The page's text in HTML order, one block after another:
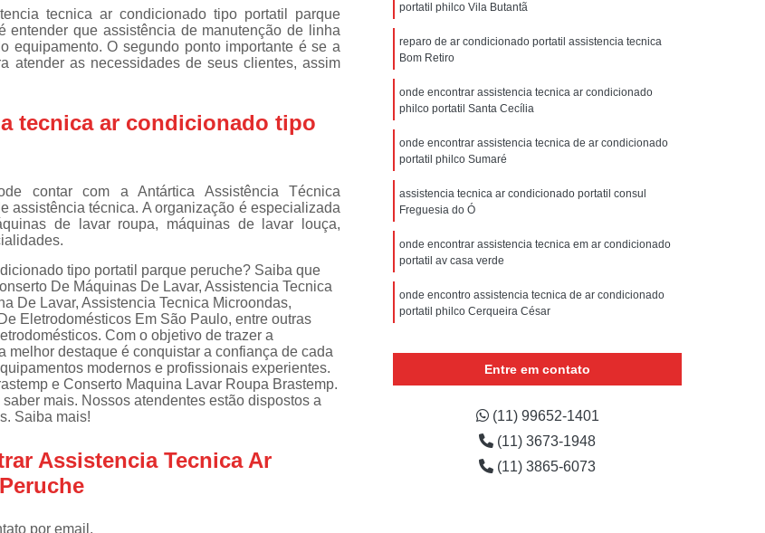
Assistencia Tecnica Resfriar Geladeira
Electrolux Assistencia Tecnica Geladeira
Electrolux Geladeira Assistencia Tecnica
Geladeira Assistencia Tecnica
Geladeira Electrolux Assistencia Tecnica
Assistencia Tecnica Electrolux Refrigerador
Assistencia Tecnica Refrigerador
Assistencia Tecnica Refrigerador com Defeito
Assistencia Tecnica Refrigerador com Problema
Assistencia Tecnica Refrigerador Electrolux
Assistencia Tecnica Refrigerador Não Liga
Refrigerador Assistencia Tecnica
Refrigerador Electrolux Assistencia Tecnica
Assistencia Tecnica Maquina Secadora
Assistencia Tecnica Maquina Secadora de Roupa
Assistencia Tecnica para Secadora
Assistencia Tecnica Samsung Lavadora e Secadora
Assistencia Tecnica Samsung Secadora
Assistencia Tecnica Secadora
Assistencia Tecnica Secadora a Gas
Assistencia Tecnica Secadora Enxuta
Assistencia Tecnica Secadora Samsung
Assistencia Tecnica de Fogão
Assistencia Tecnica de Fogão Brastemp
Assistencia Tecnica Fogão
tecnica ar condicionado tipo portatil parque
entender que assistência de manutenção de linha
equipamento. O segundo ponto importante é se a
atender as necessidades de seus clientes, assim
tecnica ar condicionado tipo
contar com a Antártica Assistência Técnica
assistência técnica. A organização é especializada
de lavar roupa, máquinas de lavar louça,
tipo portatil parque peruche? Saiba que
De Máquinas De Lavar, Assistencia Tecnica
De Lavar, Assistencia Tecnica Microondas,
Eletrodomésticos Em São Paulo, entre outras
Com o objetivo de trazer a
melhor destaque é conquistar a confiança de cada
modernos e profissionais experientes.
e Conserto Maquina Lavar Roupa Brastemp.
mais. Nossos atendentes estão dispostos a
Saiba mais!
Assistencia Tecnica Ar
por email.
portatil philco Vila Butantã
reparo de ar condicionado portatil assistencia tecnica
Bom Retiro
onde encontrar assistencia tecnica ar condicionado
philco portatil Santa Cecília
onde encontrar assistencia tecnica de ar condicionado
portatil philco Sumaré
assistencia tecnica ar condicionado portatil consul
Freguesia do Ó
onde encontrar assistencia tecnica em ar condicionado
portatil av casa verde
onde encontro assistencia tecnica de ar condicionado
portatil philco Cerqueira César
portatil Pacaembu
onde encontro assistencia tecnica para ar condicionado
portatil Trianon Masp
Entre em contato
(11) 99652-1401
(11) 3673-1948
(11) 3865-6073